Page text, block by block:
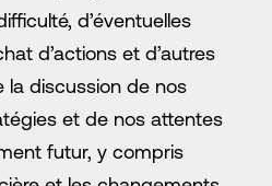
d’éventuelles
d’actions et d’autres
la discussion de nos
et de nos attentes
futur, y compris